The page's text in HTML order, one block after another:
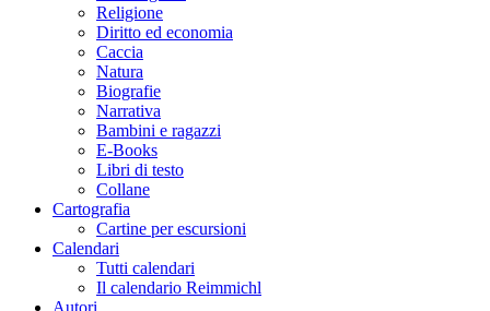
Religione
Diritto ed economia
Caccia
Natura
Biografie
Narrativa
Bambini e ragazzi
E-Books
Libri di testo
Collane
Cartografia
Cartine per escursioni
Calendari
Tutti calendari
Il calendario Reimmichl
Autori